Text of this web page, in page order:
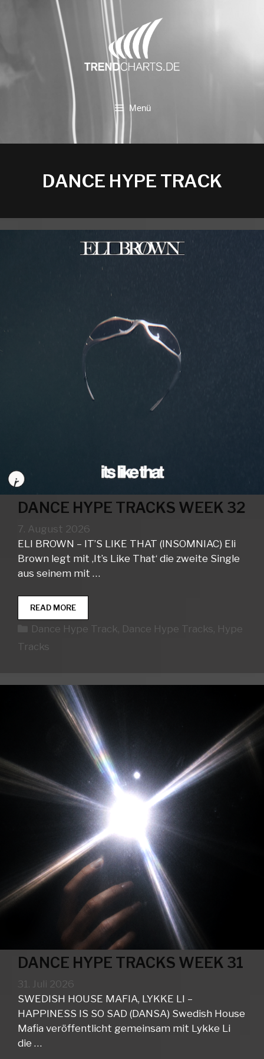
Menü
DANCE HYPE TRACK
DANCE HYPE TRACKS WEEK 32
7. August 2026
ELI BROWN – IT’S LIKE THAT (INSOMNIAC) Eli
Brown legt mit ‚It’s Like That‘ die zweite Single
aus seinem mit …
READ MOREDANCE
HYPE
TRACKS
Kategorien
Dance Hype Track, Dance Hype Tracks, Hype
Tracks
DANCE HYPE TRACKS WEEK 31
31. Juli 2026
SWEDISH HOUSE MAFIA, LYKKE LI –
HAPPINESS IS SO SAD (DANSA) Swedish House
Mafia veröffentlicht gemeinsam mit Lykke Li
die …